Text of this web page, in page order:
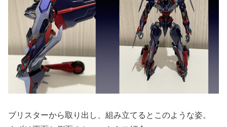
ブリスターから取り出し、組み立てるとこのような姿。